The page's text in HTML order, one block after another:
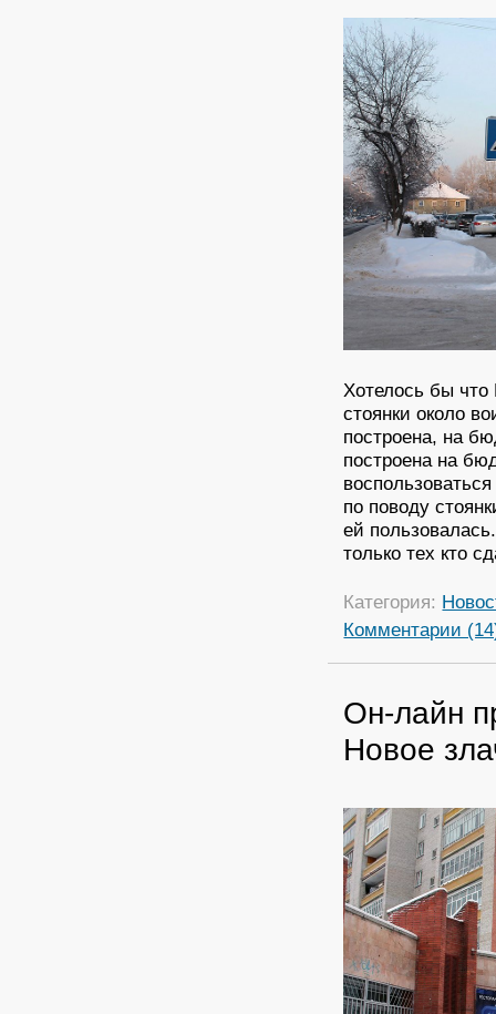
Хотелось бы
стоянки около
построена, на
построена на
по поводу
ей
только тех кто
Категория:
Комментарии
Он-лайн
Новое